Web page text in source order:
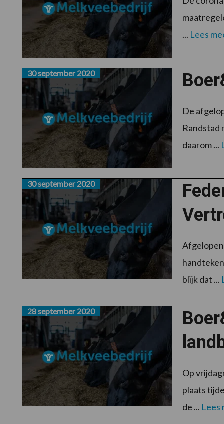
... Lees
30 september 2020
De
Randstad
daarom ...
30 september 2020
blijk dat ...
28 september 2020
Op
plaats
de ... Lees